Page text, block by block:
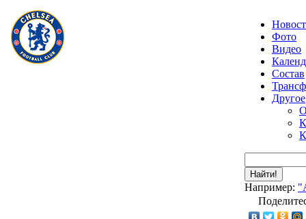
Фото
Видео
Состав
Другое
Найти!
Например: